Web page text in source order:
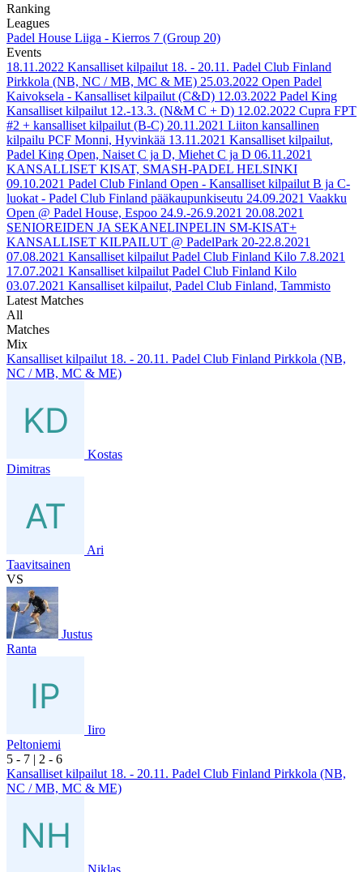
Ranking
Leagues
Padel House Liiga - Kierros 7 (Group 20)
Events
18.11.2022 Kansalliset kilpailut 18. - 20.11. Padel Club Finland
Pirkkola (NB, NC / MB, MC & ME) 25.03.2022 Open Padel
Kaivoksela - Kansalliset kilpailut (C&D) 12.03.2022 Padel King
Kansalliset kilpailut 12.-13.3. (N&M C + D) 12.02.2022 Cupra FPT
#2 + kansalliset kilpailut (B-C) 20.11.2021 Liiton kansallinen
kilpailu PCF Monni, Hyvinkää 13.11.2021 Kansalliset kilpailut,
Padel King Open, Naiset C ja D, Miehet C ja D 06.11.2021
KANSALLISET KISAT, SMASH-PADEL HELSINKI
09.10.2021 Padel Club Finland Open - Kansalliset kilpailut B ja C-
luokat - Padel Club Finland pääkaupunkiseutu 24.09.2021 Vaakku
Open @ Padel House, Espoo 24.9.-26.9.2021 20.08.2021
SENIOREIDEN JA SEKANELINPELIN SM-KISAT+
KANSALLISET KILPAILUT @ PadelPark 20-22.8.2021
07.08.2021 Kansalliset kilpailut Padel Club Finland Kilo 7.8.2021
17.07.2021 Kansalliset kilpailut Padel Club Finland Kilo
03.07.2021 Kansalliset kilpailut, Padel Club Finland, Tammisto
Latest Matches
All
Matches
Mix
Kansalliset kilpailut 18. - 20.11. Padel Club Finland Pirkkola (NB,
NC / MB, MC & ME)
Kostas
Dimitras
Ari
Taavitsainen
VS
Justus
Ranta
Iiro
Peltoniemi
5 - 7 | 2 - 6
Kansalliset kilpailut 18. - 20.11. Padel Club Finland Pirkkola (NB,
NC / MB, MC & ME)
Niklas